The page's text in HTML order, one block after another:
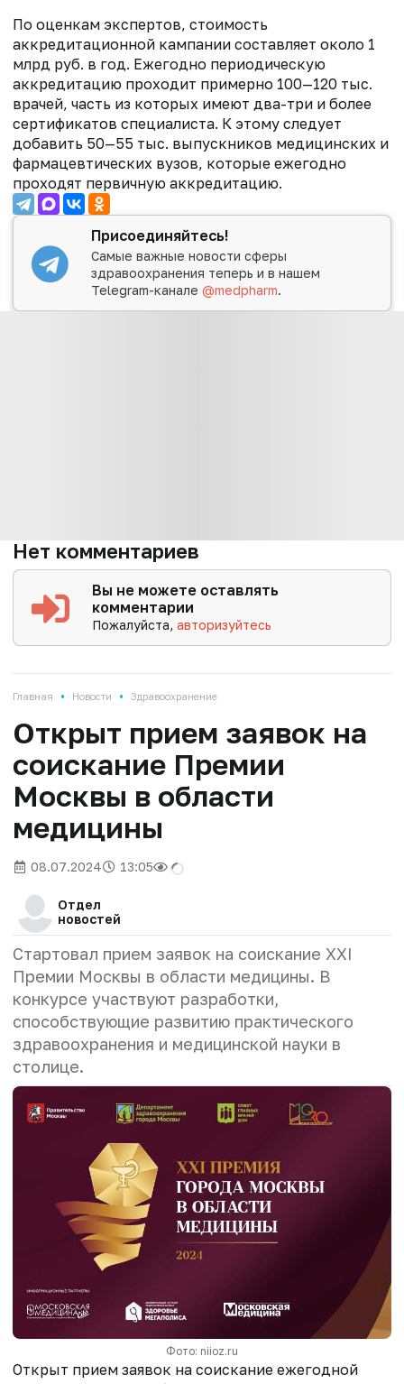
По оценкам экспертов, стоимость
аккредитационной кампании составляет около 1
млрд руб. в год. Ежегодно периодическую
аккредитацию проходит примерно 100—120 тыс.
врачей, часть из которых имеют два-три и более
сертификатов специалиста. К этому следует
добавить 50—55 тыс. выпускников медицинских и
фармацевтических вузов, которые ежегодно
проходят первичную аккредитацию.
Присоединяйтесь!
Самые важные новости сферы
здравоохранения теперь и в нашем
Telegram-канале@medpharm.
Нет комментариев
Вы не можете оставлять
комментарии
Пожалуйста,авторизуйтесь
Главная • Новости • Здравоохранение
Открыт прием заявок на
соискание Премии
Москвы в области
медицины
08.07.2024 13:05
Отдел
новостей
Стартовал прием заявок на соискание XXI
Премии Москвы в области медицины. В
конкурсе участвуют разработки,
способствующие развитию практического
здравоохранения и медицинской науки в
столице.
Фото: niioz.ru
Открыт прием заявок на соискание ежегодной